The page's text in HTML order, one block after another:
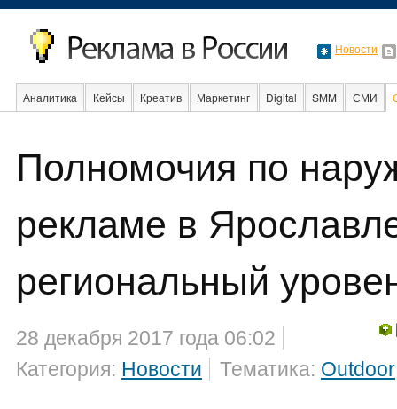
Новости
Аналитика Кейсы Креатив Маркетинг Digital SMM СМИ
Факты
Полномочия по
рекламе в
региональный
28 декабря 2017 года 06:02
Категория: Новости Тематика: Outdoor